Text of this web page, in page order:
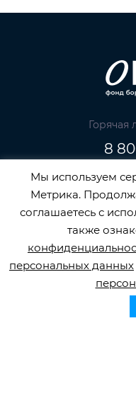
Горячая
8
Мы используем
Метрика.
соглашаетесь с
также
персональных данных